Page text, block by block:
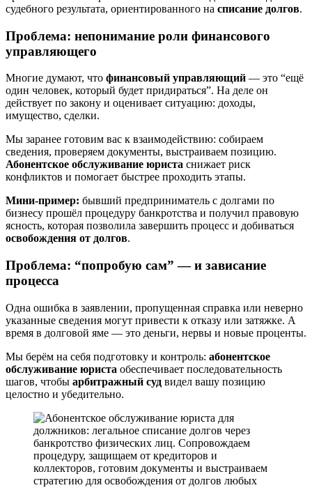
судебного результата, ориентированного на списание долгов.
Проблема: непонимание роли финансового
управляющего
Многие думают, что финансовый управляющий — это “ещё
один человек, который будет придираться”. На деле он
действует по закону и оценивает ситуацию: доходы,
имущество, сделки.
Мы заранее готовим вас к взаимодействию: собираем
сведения, проверяем документы, выстраиваем позицию.
Абонентское обслуживание юриста снижает риск
конфликтов и помогает быстрее проходить этапы.
Мини‑пример: бывший предприниматель с долгами по
бизнесу прошёл процедуру банкротства и получил правовую
ясность, которая позволила завершить процесс и добиваться
освобождения от долгов.
Проблема: “попробую сам” — и зависание
процесса
Одна ошибка в заявлении, пропущенная справка или неверно
указанные сведения могут привести к отказу или затяжке. А
время в долговой яме — это деньги, нервы и новые проценты.
Мы берём на себя подготовку и контроль: абонентское
обслуживание юриста обеспечивает последовательность
шагов, чтобы арбитражный суд видел вашу позицию
целостно и убедительно.